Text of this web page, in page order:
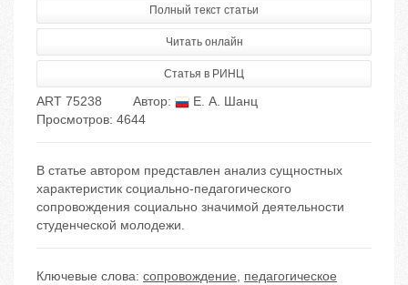
Полный текст статьи
Читать онлайн
Статья в РИНЦ
ART 75238 Автор:
Е. А. Шанц
Просмотров: 4644
В статье автором представлен анализ сущностных
характеристик социально-педагогического
сопровождения социально значимой деятельности
студенческой молодежи.
Ключевые слова: сопровождение, педагогическое